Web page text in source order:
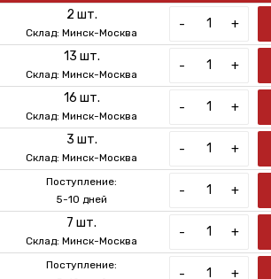
2 шт.
Склад: Минск-Москва
- +
13 шт.
Склад: Минск-Москва
- +
16 шт.
Склад: Минск-Москва
- +
3 шт.
Склад: Минск-Москва
- +
Поступление:
5-10 дней
- +
7 шт.
Склад: Минск-Москва
- +
Поступление:
- +